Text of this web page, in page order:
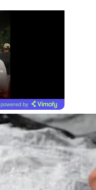
powered by